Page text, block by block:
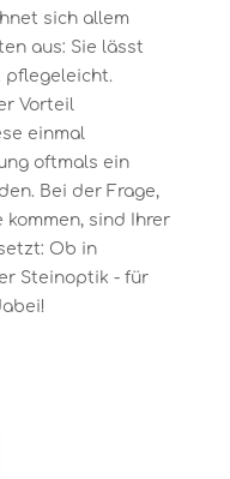
sich allem
aus: Sie lässt
pflegeleicht.
Vorteil
einmal
oftmals ein
Bei der Frage,
kommen, sind Ihrer
Ob in
Steinoptik - für